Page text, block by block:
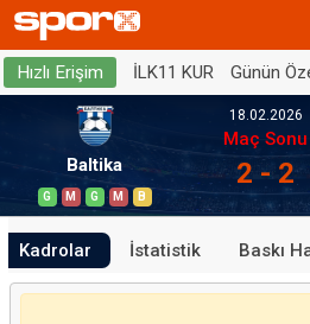
Hızlı Erişim İLK11 KUR Günün
Baltika
G M G M B
18.02.2026
Maç Sonu
2 - 2
Kadrolar İstatistik Baskı